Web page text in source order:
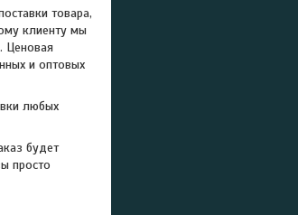
товара,
клиенту мы
Ценовая
и оптовых
любых
будет
просто